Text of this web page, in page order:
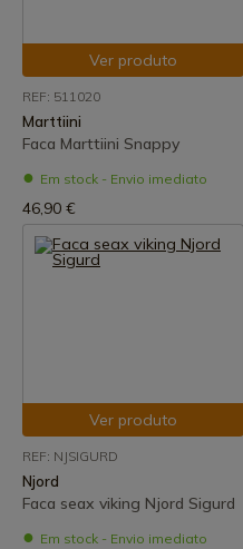
Ver produto
REF: 511020
Marttiini
Faca Marttiini Snappy
Em stock - Envio imediato
46,90 €
Ver produto
REF: NJSIGURD
Njord
Faca seax viking Njord Sigurd
Em stock - Envio imediato